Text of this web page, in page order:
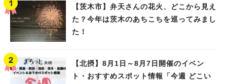
【茨木市】弁天さんの花火、どこから見え
た？今年は茨木のあちこちを巡ってみまし
た！
【北摂】8月1日～8月7日開催のイベン
ト・おすすめスポット情報「今週 どこい